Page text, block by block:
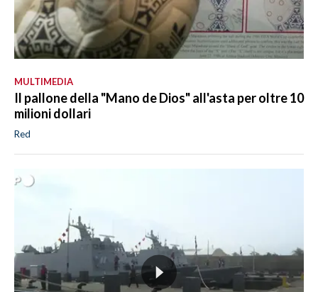
MULTIMEDIA
Il pallone della "Mano de Dios" all'asta per oltre 10
milioni dollari
Red